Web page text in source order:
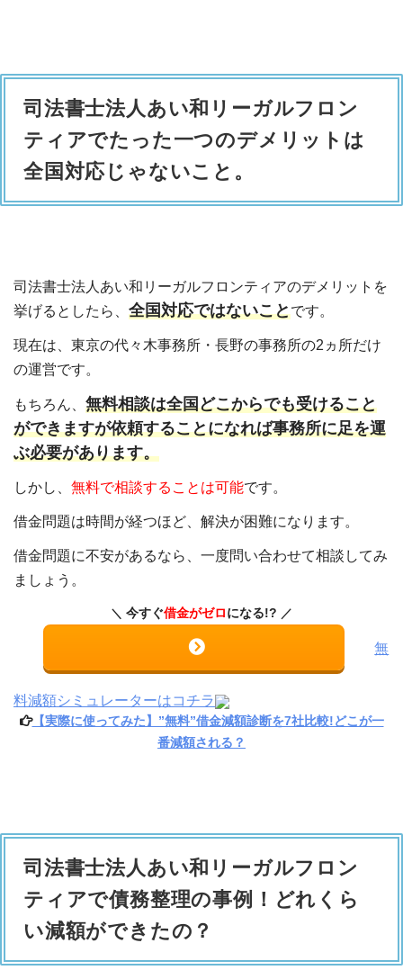
司法書士法人あい和リーガルフロン
ティアでたった一つのデメリットは
全国対応じゃないこと。
司法書士法人あい和リーガルフロンティアのデメリットを
挙げるとしたら、 全国対応ではないことです。
現在は、東京の代々木事務所・長野の事務所の2ヵ所だけ
の運営です。
もちろん、 無料相談は全国どこからでも受けること
ができますが依頼することになれば事務所に足を運
ぶ必要があります。
しかし、 無料で相談することは可能です。
借金問題は時間が経つほど、解決が困難になります。
借金問題に不安があるなら、一度問い合わせて相談してみ
ましょう。
今すぐ借金がゼロになる!?
無
料減額シミュレーターはコチラ
【実際に使ってみた】”無料”借金減額診断を7社比較!どこが一
番減額される？
司法書士法人あい和リーガルフロン
ティアで債務整理の事例！どれくら
い減額ができたの？